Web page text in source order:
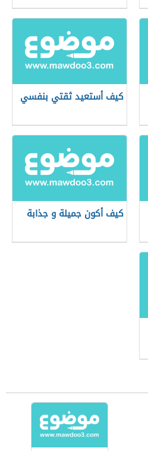
كيف أستعيد ثقتي بنفسي
كيف أكون جميلة و جذابة